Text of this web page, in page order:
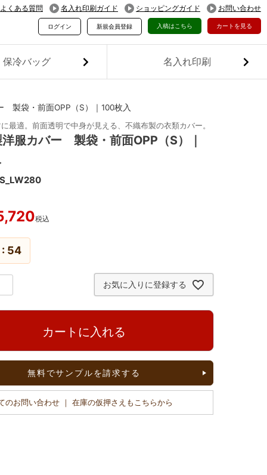
よくある質問 名入れ印刷ガイド ショッピングガイド お問い合わせ
カートを見る
入稿はこちら
ログイン 新規会員登録
保冷バッグ 名入れ印刷
製袋・前面OPP（S）｜100枚入
最適。前面透明で中身が見える、不織布製の衣類カバー。
服カバー 製袋・前面OPP（S）｜
税込
54
お気に入りに登録する
カートに入れる
無料でサンプルを請求する
のお問い合わせ ｜ 在庫の仮押さえもこちらから